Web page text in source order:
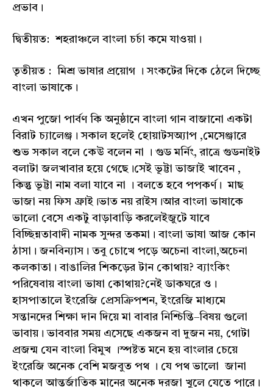
প্রভাব।
দ্বিতীয়ত: শহরাঞ্চলে বাংলা চর্চা কমে যাওয়া।
তৃতীয়ত : মিশ্র ভাষার প্রয়োগ । সংকটের দিকে ঠেলে দিচ্ছে
বাংলা ভাষাকে।
এখন পুজো পার্বণ কি অনুষ্ঠানে বাংলা গান বাজানো একটা
বিরাট চ্যালেঞ্জ। সকাল হলেই হোয়াটসঅ্যাপ ,মেসেঞ্জারে
শুভ সকাল বলে কেউ বলেন না । গুড মর্নিং, রাত্রে গুডনাইট
বলাটা জলখাবার হয়ে গেছে।সেই ভূট্টা ভাজাই খাবেন ,
কিন্তু ভূট্টা নাম বলা যাবে না । বলতে হবে পপকর্ণ। মাছ
ভাজা নয় ফিস ফ্রাই।ভাত নয় রাইস।আর বাংলা ভাষাকে
ভালো বেসে একটু বাড়াবাড়ি করলেইজুটে যাবে
বিচ্ছিন্নতাবাদী নামক সুন্দর তকমা। বাংলা ভাষা আজ কোন
ঠাসা। জনবিন্যাস। তবু চোখে পড়ে অচেনা বাংলা,অচেনা
কলকাতা। বাঙালির শিকড়ের টান কোথায়? ব্যাংকিং
পরিষেবায় বাংলা ভাষা কোথায়?নেই ডাকঘরে ও।
হাসপাতালে ইংরেজি প্রেসক্রিপশন, ইংরেজি মাধ্যমে
সন্তানদের শিক্ষা দান দিয়ে মা বাবার নিশ্চিন্তি–বিষয় গুলো
ভাবায়। ভাববার সময় এসেছে একজন বা দুজন নয়, গোটা
প্রজন্ম যেন বাংলা বিমুখ ।স্পষ্টত মনে হয় বাংলার চেয়ে
ইংরেজি অনেক বেশি মজবুত পথ । যে পথ ভালো জানা
থাকলে আন্তর্জাতিক মানের অনেক দরজা খুলে যেতে পারে।